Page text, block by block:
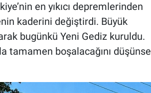
en yıkıcı depremlerinden
kaderini değiştirdi. Büyük
bugünkü Yeni Gediz kuruldu.
tamamen boşalacağını düşünse